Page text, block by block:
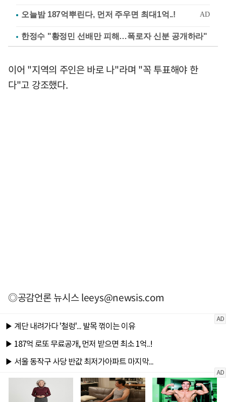
한정수 "황정민 선배만 피해…폭로자 신분 공개하라"
이어 "지역의 주인은 바로 나"라며 "꼭 투표해야 한
다"고 강조했다.
◎공감언론 뉴시스leeys@newsis.com